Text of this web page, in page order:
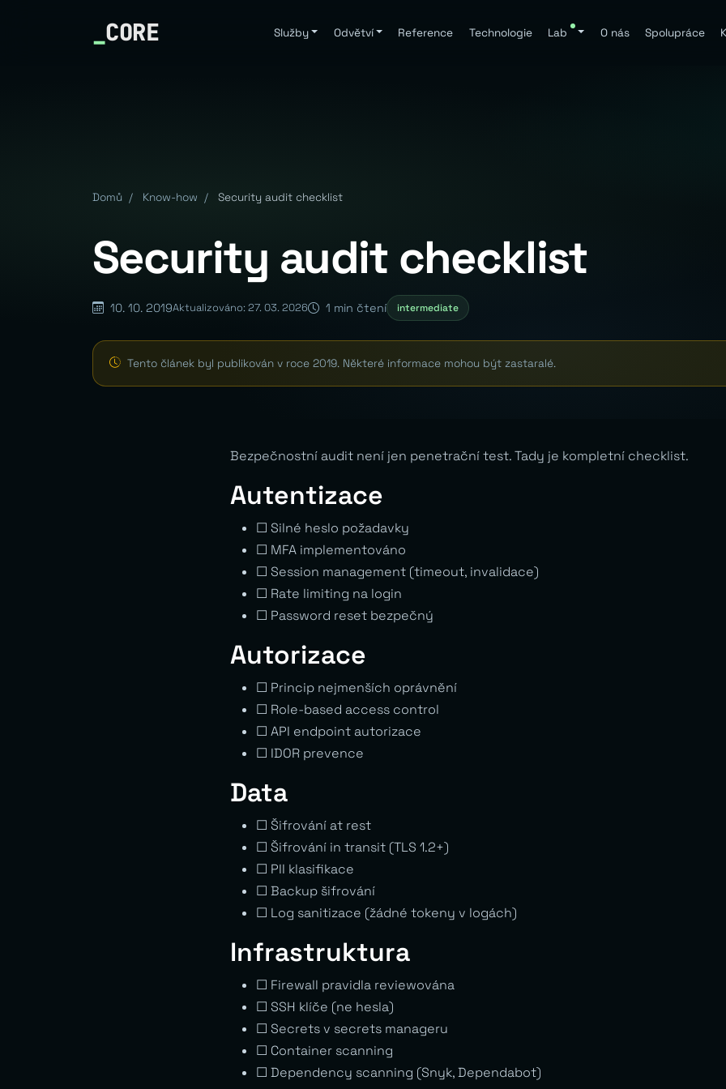
_CORE Služby Odvětví Reference Technologie Lab O nás Spolupráce
Domů / Know-how / Security audit checklist
Security audit checklist
10. 10. 2019Aktualizováno: 27. 03. 2026 1 min čtení intermediate
Tento článek byl publikován v roce 2019. Některé informace mohou být zastaralé.
Bezpečnostní audit není jen penetrační test. Tady je kompletní checklist.
Autentizace
☐ Silné heslo požadavky
☐ MFA implementováno
☐ Session management (timeout, invalidace)
☐ Rate limiting na login
☐ Password reset bezpečný
Autorizace
☐ Princip nejmenších oprávnění
☐ Role-based access control
☐ API endpoint autorizace
☐ IDOR prevence
Data
☐ Šifrování at rest
☐ Šifrování in transit (TLS 1.2+)
☐ PII klasifikace
☐ Backup šifrování
☐ Log sanitizace (žádné tokeny v logách)
Infrastruktura
☐ Firewall pravidla reviewována
☐ SSH klíče (ne hesla)
☐ Secrets v secrets manageru
☐ Container scanning
☐ Dependency scanning (Snyk, Dependabot)